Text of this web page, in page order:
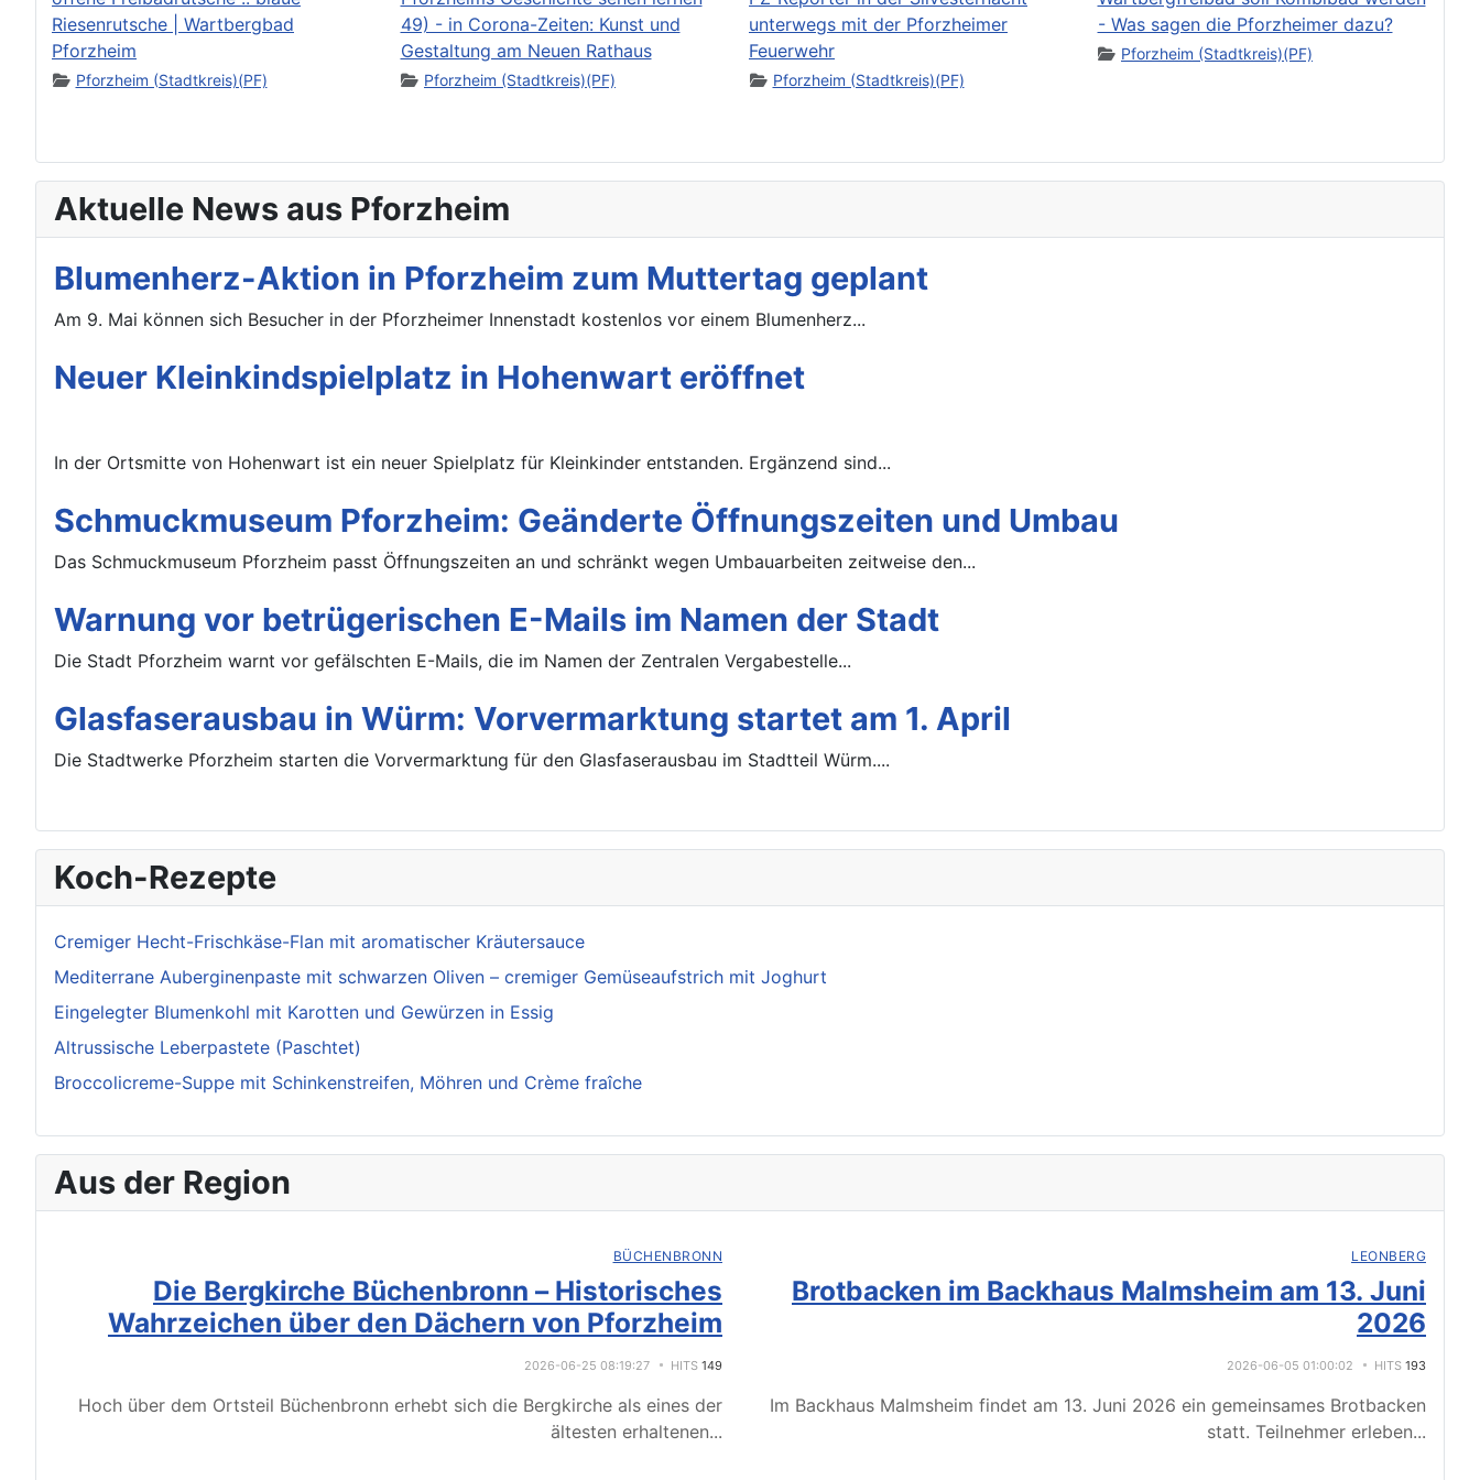
Riesenrutsche | Wartbergbad
Pforzheim
Pforzheim (Stadtkreis)(PF)
49) - in Corona-Zeiten: Kunst und
Gestaltung am Neuen Rathaus
Pforzheim (Stadtkreis)(PF)
unterwegs mit der Pforzheimer
Feuerwehr
Pforzheim (Stadtkreis)(PF)
- Was sagen die Pforzheimer dazu?
Pforzheim (Stadtkreis)(PF)
Aktuelle News aus Pforzheim
Blumenherz-Aktion in Pforzheim zum Muttertag geplant
Am 9. Mai können sich Besucher in der Pforzheimer Innenstadt kostenlos vor einem Blumenherz...
Neuer Kleinkindspielplatz in Hohenwart eröffnet
In der Ortsmitte von Hohenwart ist ein neuer Spielplatz für Kleinkinder entstanden. Ergänzend sind...
Schmuckmuseum Pforzheim: Geänderte Öffnungszeiten und Umbau
Das Schmuckmuseum Pforzheim passt Öffnungszeiten an und schränkt wegen Umbauarbeiten zeitweise den...
Warnung vor betrügerischen E-Mails im Namen der Stadt
Die Stadt Pforzheim warnt vor gefälschten E-Mails, die im Namen der Zentralen Vergabestelle...
Glasfaserausbau in Würm: Vorvermarktung startet am 1. April
Die Stadtwerke Pforzheim starten die Vorvermarktung für den Glasfaserausbau im Stadtteil Würm....
Koch-Rezepte
Cremiger Hecht-Frischkäse-Flan mit aromatischer Kräutersauce
Mediterrane Auberginenpaste mit schwarzen Oliven – cremiger Gemüseaufstrich mit Joghurt
Eingelegter Blumenkohl mit Karotten und Gewürzen in Essig
Altrussische Leberpastete (Paschtet)
Broccolicreme-Suppe mit Schinkenstreifen, Möhren und Crème fraîche
Aus der Region
BÜCHENBRONN
Die Bergkirche Büchenbronn – Historisches
Wahrzeichen über den Dächern von Pforzheim
2026-06-25 08:19:27 HITS 149
Hoch über dem Ortsteil Büchenbronn erhebt sich die Bergkirche als eines der
ältesten erhaltenen...
LEONBERG
Brotbacken im Backhaus Malmsheim am 13. Juni
2026
2026-06-05 01:00:02 HITS 193
Im Backhaus Malmsheim findet am 13. Juni 2026 ein gemeinsames Brotbacken
statt. Teilnehmer erleben...